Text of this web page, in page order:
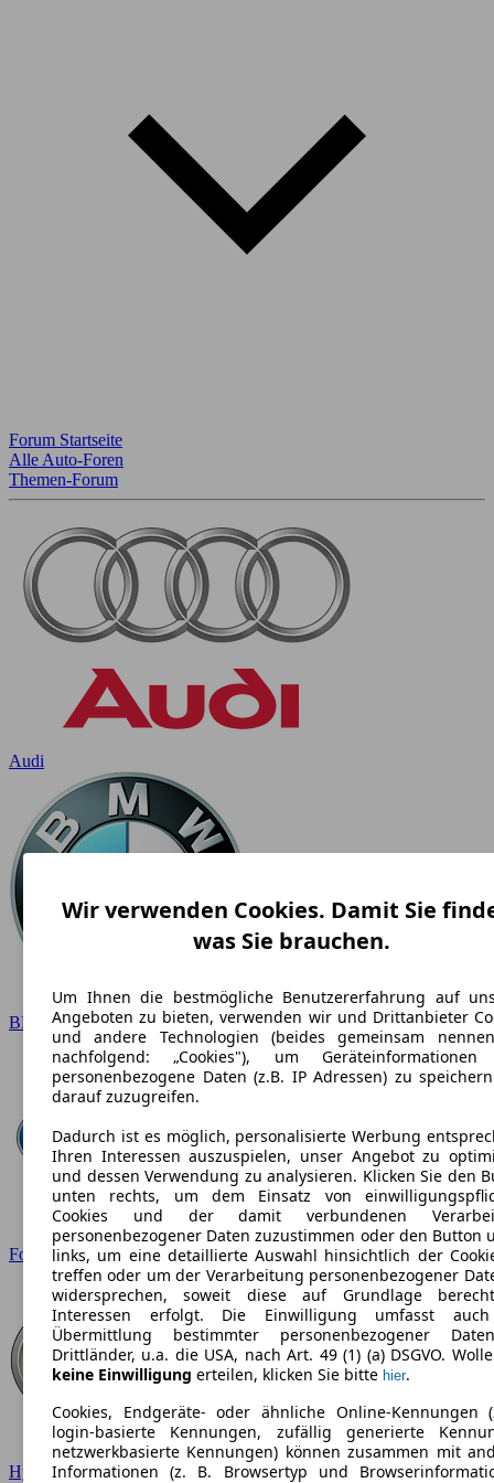
Forum Startseite
Alle Auto-Foren
Themen-Forum
Audi
BMW
Ford
Hyundai
Wir verwenden Cookies. Damit Sie
was Sie brauchen.
Um Ihnen die bestmögliche Benutzererfahrung auf
Angeboten zu bieten, verwenden wir und Drittanbieter
und andere Technologien (beides gemeinsam
nachfolgend: „Cookies"), um
personenbezogene Daten (z.B. IP Adressen) zu
darauf zuzugreifen.
Dadurch ist es möglich, personalisierte Werbung
Ihren Interessen auszuspielen, unser Angebot zu
und dessen Verwendung zu analysieren. Klicken Sie den
unten rechts, um dem Einsatz von
Cookies und der damit verbundenen
personenbezogener Daten zuzustimmen oder den Button
links, um eine detaillierte Auswahl hinsichtlich der
treffen oder um der Verarbeitung personenbezogener
widersprechen, soweit diese auf Grundlage
Interessen erfolgt. Die Einwilligung umfasst
Übermittlung bestimmter personenbezogener
Drittländer, u.a. die USA, nach Art. 49 (1) (a) DSGVO.
keine Einwilligung erteilen, klicken Sie bitte hier.
Cookies, Endgeräte- oder ähnliche Online-Kennungen
login-basierte Kennungen, zufällig generierte
netzwerkbasierte Kennungen) können zusammen mit
Informationen (z. B. Browsertyp und